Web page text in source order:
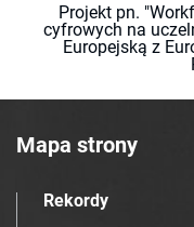
Projekt pn.
cyfrowych na
Europejską z
Mapa strony
Rekordy